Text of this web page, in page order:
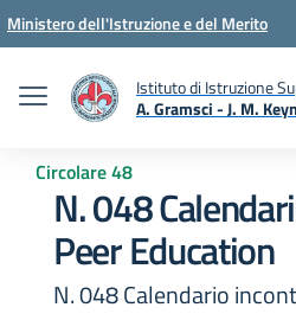
Vai ai contenuti
Vai al menu di navigazione
Vai al footer
Ministero dell'Istruzione e del Merito
Istituto di Istruzione
A. Gramsci - J. M.
Circolare 48
N. 048
Peer Education
N. 048 Calendario